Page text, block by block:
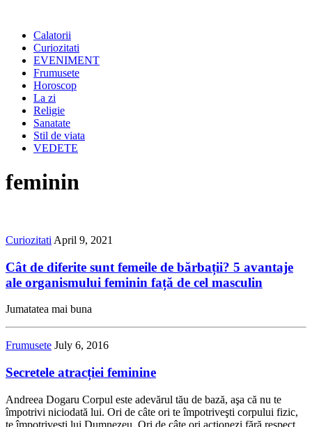
Calatorii
Curiozitati
EVENIMENT
Frumusete
Horoscop
La zi
Religie
Sanatate
Stil de viata
VEDETE
feminin
Curiozitati April 9, 2021
Cât de diferite sunt femeile de bărbații? 5 avantaje
ale organismului feminin față de cel masculin
Jumatatea mai buna
Frumusete July 6, 2016
Secretele atracției feminine
Andreea Dogaru Corpul este adevărul tău de bază, aşa că nu te
împotrivi niciodată lui. Ori de câte ori te împotriveşti corpului fizic,
te împotriveşti lui Dumnezeu. Ori de câte ori acţionezi fără respect